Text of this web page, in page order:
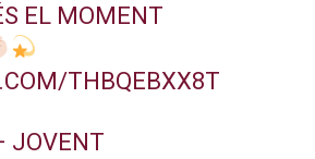
EL MOMENT
THBQEBXX8T
JOVENT